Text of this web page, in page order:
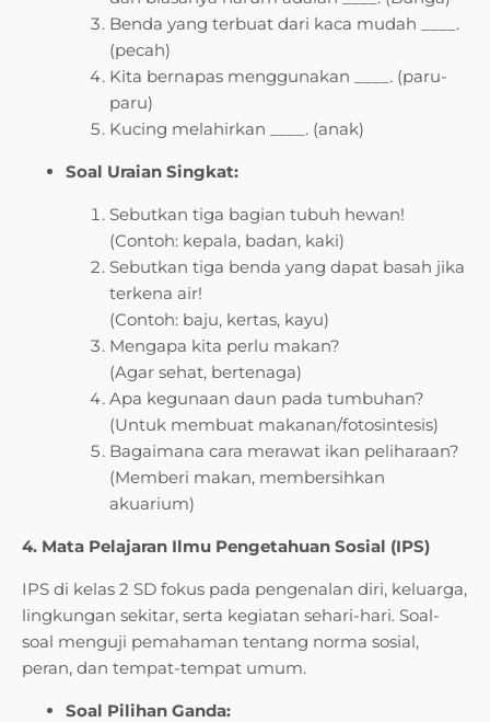
Benda yang terbuat dari kaca mudah ____.
(pecah)
Kita bernapas menggunakan ____. (paru-
paru)
Kucing melahirkan ____. (anak)
Soal Uraian Singkat:
Sebutkan tiga bagian tubuh hewan!
(Contoh: kepala, badan, kaki)
Sebutkan tiga benda yang dapat basah jika
terkena air!
(Contoh: baju, kertas, kayu)
Mengapa kita perlu makan?
(Agar sehat, bertenaga)
Apa kegunaan daun pada tumbuhan?
(Untuk membuat makanan/fotosintesis)
Bagaimana cara merawat ikan peliharaan?
(Memberi makan, membersihkan
akuarium)
4. Mata Pelajaran Ilmu Pengetahuan Sosial (IPS)
IPS di kelas 2 SD fokus pada pengenalan diri, keluarga,
lingkungan sekitar, serta kegiatan sehari-hari. Soal-
soal menguji pemahaman tentang norma sosial,
peran, dan tempat-tempat umum.
Soal Pilihan Ganda: